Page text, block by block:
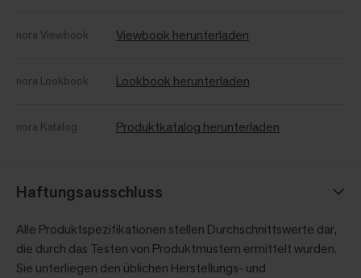
nora Viewbook Viewbook herunterladen
nora Lookbook Lookbook herunterladen
nora Katalog Produktkatalog herunterladen
Haftungsausschluss
Alle Produktspezifikationen stellen Durchschnittswerte dar,
die durch das Testen von Produktmustern ermittelt wurden.
Sie unterliegen den üblichen Herstellungs- und